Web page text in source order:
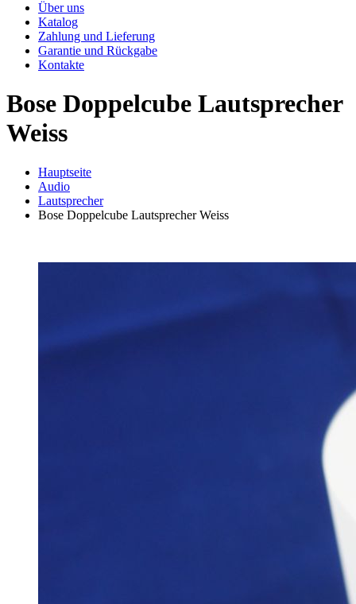
Über uns
Katalog
Zahlung und Lieferung
Garantie und Rückgabe
Kontakte
Bose Doppelcube Lautsprecher
Weiss
Hauptseite
Audio
Lautsprecher
Bose Doppelcube Lautsprecher Weiss